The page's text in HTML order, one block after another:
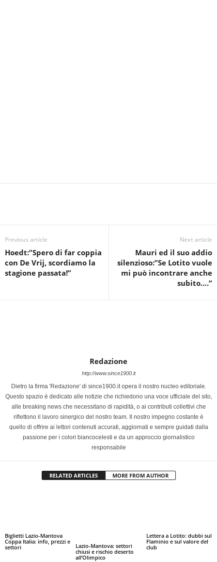
Previous article
Hoedt:”Spero di far coppia
con De Vrij, scordiamo la
stagione passata!”
Next article
Mauri ed il suo addio
silenzioso:”Se Lotito vuole
mi può incontrare anche
subito….”
Redazione
http://www.since1900.it
Dietro la firma 'Redazione' di since1900.it opera il nostro nucleo editoriale.
Questo spazio è dedicato alle notizie che richiedono una voce ufficiale del sito,
alle breaking news che necessitano di rapidità, o ai contributi collettivi che
riflettono il lavoro sinergico del nostro team. Il nostro impegno costante è
quello di offrire ai lettori contenuti accurati, aggiornati e sempre guidati dalla
passione per i colori biancocelesti e da un approccio giornalistico
responsabile
RELATED ARTICLES MORE FROM AUTHOR
Biglietti Lazio-Mantova
Coppa Italia: info, prezzi e
settori
Lazio-Mantova: settori
chiusi e rischio deserto
all’Olimpico
Lettera a Lotito: dubbi sul
Flaminio e sul valore del
club